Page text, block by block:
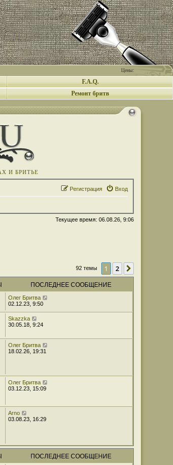
Цены:
F.A.Q.
Ремонт бритв
И БРИТЬЕ
Вход
Регистрация
Текущее время: 06.08.26, 9:06
92 темы 1 2
ПОСЛЕДНЕЕ СООБЩЕНИЕ
Олег Бритва
02.12.23, 9:50
Skazzka
30.05.18, 9:24
Олег Бритва
18.02.26, 19:31
Олег Бритва
03.12.23, 15:09
Arno
03.08.23, 16:29
ПОСЛЕДНЕЕ СООБЩЕНИЕ